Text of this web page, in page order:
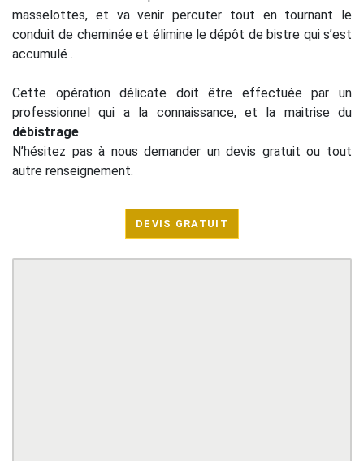
masselottes, et va venir percuter tout en tournant le
conduit de cheminée et élimine le dépôt de bistre qui s’est
accumulé .
Cette opération délicate doit être effectuée par un
professionnel qui a la connaissance, et la maitrise du
débistrage.
N’hésitez pas à nous demander un devis gratuit ou tout
autre renseignement.
DEVIS GRATUIT